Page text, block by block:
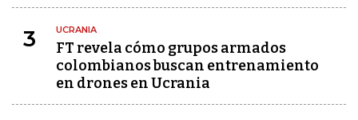
3 UCRANIA
FT revela cómo grupos armados
colombianos buscan entrenamiento
en drones en Ucrania